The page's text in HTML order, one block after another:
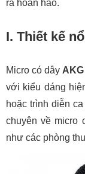
ra hoàn hảo.
I. Thiết kế
Micro có dây
với kiểu dáng
hoặc trình diễn
chuyên về micro
như các phòng